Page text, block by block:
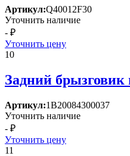
Артикул:Q40012F30
Уточнить наличие
- ₽
Уточнить цену
10
Задний брызговик
Артикул:1В20084300037
Уточнить наличие
- ₽
Уточнить цену
11